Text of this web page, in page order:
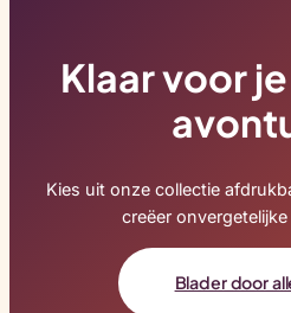
Klaar voor
Kies uit onze collectie
creëer
Blader door